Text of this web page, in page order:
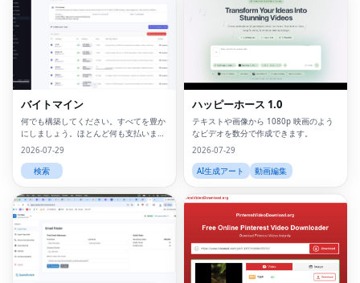
バイトマイン
何でも構築してください。すべてを豊か
にしましょう。ほとんど何も支払いませ
ん。
2026-07-29
検索
ハッピーホース 1.0
テキストや画像から 1080p 映画のよう
なビデオを数分で作成できます。
2026-07-29
AI生成アート
動画編集